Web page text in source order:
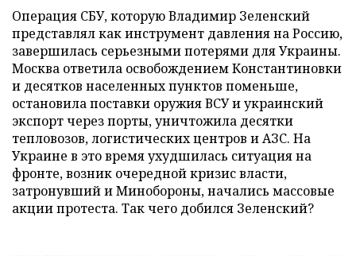
Операция СБУ, которую Владимир Зеленский
представлял как инструмент давления на Россию,
завершилась серьезными потерями для Украины.
Москва ответила освобождением Константиновки
и десятков населенных пунктов поменьше,
остановила поставки оружия ВСУ и украинский
экспорт через порты, уничтожила десятки
тепловозов, логистических центров и АЗС. На
Украине в это время ухудшилась ситуация на
фронте, возник очередной кризис власти,
затронувший и Минобороны, начались массовые
акции протеста. Так чего добился Зеленский?